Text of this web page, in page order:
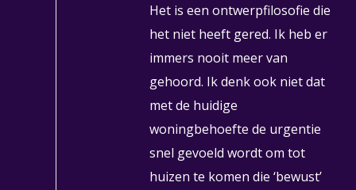
Het is een ontwerpfilosofie die
het niet heeft gered. Ik heb er
immers nooit meer van
gehoord. Ik denk ook niet dat
met de huidige
woningbehoefte de urgentie
snel gevoeld wordt om tot
huizen te komen die ‘bewust’